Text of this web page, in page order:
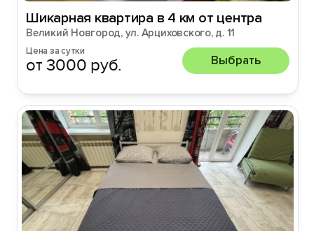
Шикарная квартира в 4 км от центра
Великий Новгород, ул. Арциховского, д. 11
Цена за сутки
от 3000 руб. Выбрать